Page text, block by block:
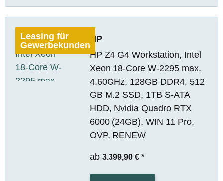
Leasing für
Gewerbekunden
HP
HP Z4 G4 Workstation, Intel
Xeon 18-Core W-2295 max.
4.60GHz, 128GB DDR4, 512
GB M.2 SSD, 1TB S-ATA
HDD, Nvidia Quadro RTX
6000 (24GB), WIN 11 Pro,
OVP, RENEW
ab 3.399,90 € *